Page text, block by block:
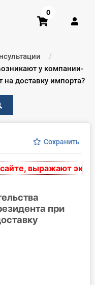
0
у компании-
на доставку импорта?
Сохранить
выражают
при